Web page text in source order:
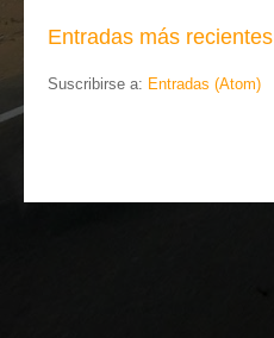
Entradas más recientes
Suscribirse a: Entradas (Atom)
.... EL